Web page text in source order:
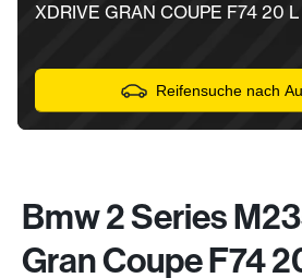
XDRIVE GRAN COUPE F74 20
Reifensuche nach
Bmw 2 Series
Gran Coupe F74